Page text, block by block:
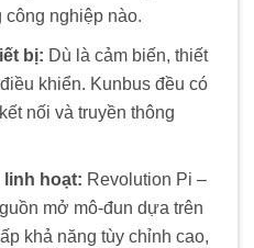
công nghiệp nào.
bị: Dù là cảm biến, thiết
khiển. Kunbus đều có
nối và truyền thông
linh hoạt: Revolution Pi –
mở mô-đun dựa trên
khả năng tùy chỉnh cao,